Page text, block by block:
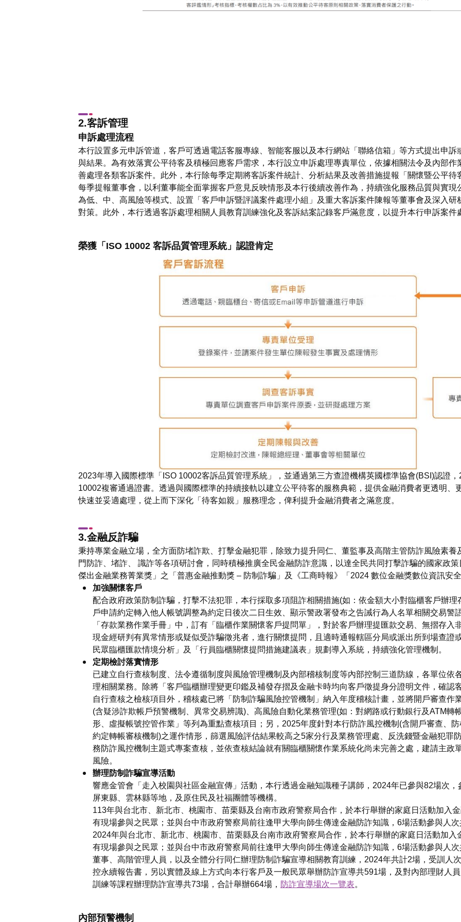
2.客訴管理
申訴處理流程
本行設置多元申訴管道，客戶可透過電話客服專線、智能客服以及本行網站「聯絡信箱」等方式提出申
與結果。為有效落實公平待客及積極回應客戶需求，本行設立申訴處理專責單位，依據相關法令及內部
善處理各類客訴案件。此外，本行除每季定期將客訴案件統計、分析結果及改善措施提報「關懷暨公平
每季提報董事會，以利董事能全面掌握客戶意見反映情形及本行後續改善作為，持續強化服務品質與實
為低、中、高風險等模式、設置「客戶申訴暨評議案件處理小組」及重大客訴案件陳報等董事會及深入
對策。此外，本行透過客訴處理相關人員教育訓練強化及客訴結案記錄客戶滿意度，以提升本行申訴案件
榮獲「ISO 10002 客訴品質管理系統」認證肯定
2023年導入國際標準「ISO 10002客訴品質管理系統」，並通過第三方查證機構英國標準協會(BSI)認證
10002複審通過證書。透過與國際標準的持續接軌以建立公平待客的服務典範，提供金融消費者更透明、
快速並妥適處理，從上而下深化「待客如親」服務理念，俾利提升金融消費者之滿意度。
3.金融反詐騙
秉持專業金融立場，全方面防堵詐欺、打擊金融犯罪，除致力提升同仁、董監事及高階主管防詐風險素
門防詐、堵詐、 識詐等各項研討會，同時積極推廣全民金融防詐意識，以達全民共同打擊詐騙的國家政
傑出金融業務菁業獎」之「普惠金融推動獎 – 防制詐騙」及《工商時報》「2024 數位金融獎數位資訊安
加強關懷客戶
配合政府政策防制詐騙，打擊不法犯罪，本行採取多項阻詐相關措施(如：依金額大小對臨櫃客戶辦
戶申請約定轉入他人帳號調整為約定日後次二日生效、顯示警政署發布之告誡行為人名單相關交易警
「存款業務作業手冊」中，訂有「臨櫃作業關懷客戶提問單」，對於客戶辦理提匯款交易、無摺存
現金經研判有異常情形或疑似受詐騙徵兆者，進行關懷提問，且適時通報轄區分局或派出所到場查證
民眾臨櫃匯款情境分析」及「行員臨櫃關懷提問措施建議表」規劃導入系統，持續強化管理機制。
定期檢討落實情形
已建立自行查核制度、法令遵循制度與風險管理機制及內部稽核制度等內部控制三道防線，各單位依
理相關業務。除將「客戶臨櫃辦理變更印鑑及補發存摺及金融卡時均向客戶徵提身分證明文件，確認
自行查核之檢核項目外，稽核處已將「防制詐騙風險控管機制」納入年度稽核計畫，並將開戶審查作
(含疑涉詐欺帳戶預警機制、異常交易辨識)、高風險自動化業務管理(如：對網路或行動銀行及ATM轉
形、虛擬帳號控管作業」等列為重點查核項目；另，2025年度針對本行防詐風控機制(含開戶審查、
約定轉帳審核機制)之運作情形，篩選風險評估結果較高之5家分行及業務管理處、反洗錢暨金融犯罪
務防詐風控機制主題式專案查核，並依查核結論就有關臨櫃關懷作業系統化尚未完善之處，建請主政
風險。
辦理防制詐騙宣導活動
響應金管會「走入校園與社區金融宣傳」活動，本行透過金融知識種子講師，2024年已參與82場次
屏東縣、雲林縣等地，及原住民及社福團體等機構。
113年與台北市、新北市、桃園市、苗栗縣及台南市政府警察局合作，於本行舉辦的家庭日活動加入
有現場參與之民眾；並與台中市政府警察局前往逢甲大學向師生傳達金融防詐知識，6場活動參與人
2024年與台北市、新北市、桃園市、苗栗縣及台南市政府警察局合作，於本行舉辦的家庭日活動加
有現場參與之民眾；並與台中市政府警察局前往逢甲大學向師生傳達金融防詐知識，6場活動參與人
董事、高階管理人員，以及全體分行同仁辦理防制詐騙宣導相關教育訓練，2024年共計2場，受訓人
控永續報告書，另以實體及線上方式向本行客戶及一般民眾舉辦防詐宣導共591場，及對內部理財人
訓練等課程辦理防詐宣導共73場，合計舉辦664場， 防詐宣導場次一覽表。
內部預警機制